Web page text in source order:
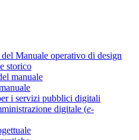
Manuale operativo di design
storico
manuale
i servizi pubblici digitali
digitale (e-